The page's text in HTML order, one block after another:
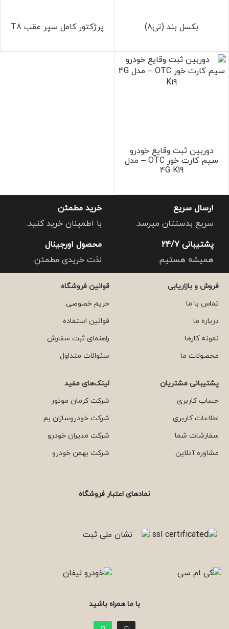
بکسل بند (تی8) پرژکتور کامل سپر عقب T8
دوربین ثبت وقایع خودرو
سیم کارت خور OTC – مدل
4G K19
ارسال سریع
سریع بدستتان میرسد.
خرید مطمئن
با اطمینان خرید کنید.
پشتیبانی 24/7
همیشه هستیم.
محصول اورجینال
لذت خریدی مطمئن.
فروش و بازاریابی
تماس با ما
درباره ما
نمونه کارها
محصولات ما
قوانین فروشگاه
حریم خصوصی
قوانین استفاده
راهنمای ثبت سفارش
سئوالات متداول
پشتیبانی مشتریان
حساب کاربری
اطلاعات کاربری
سفارشات شما
مشاوره آنلاین
لینک‌های مفید
شرکت کرمان موتور
شرکت خودروسازان بم
شرکت مدیران خودرو
شرکت بهمن خودرو
نمادهای اعتبار فروشگاه
با ما همراه باشید